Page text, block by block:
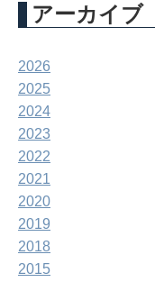
アーカイブ
2026
2025
2024
2023
2022
2021
2020
2019
2018
2015